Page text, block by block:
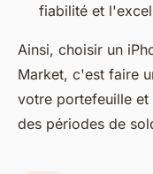
fiabilité et
Ainsi, choisir un
Market, c'est faire
votre portefeuille et
des périodes de